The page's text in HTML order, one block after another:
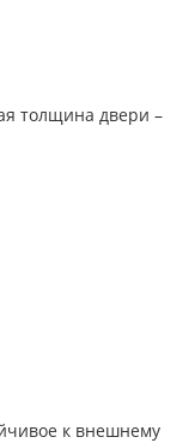
толщина двери –
к внешнему